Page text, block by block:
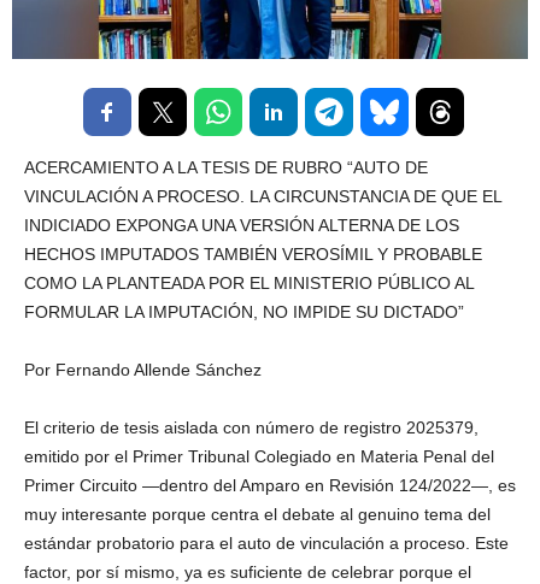
ACERCAMIENTO A LA TESIS DE RUBRO “AUTO DE
VINCULACIÓN A PROCESO. LA CIRCUNSTANCIA DE QUE EL
INDICIADO EXPONGA UNA VERSIÓN ALTERNA DE LOS
HECHOS IMPUTADOS TAMBIÉN VEROSÍMIL Y PROBABLE
COMO LA PLANTEADA POR EL MINISTERIO PÚBLICO AL
FORMULAR LA IMPUTACIÓN, NO IMPIDE SU DICTADO”
Por Fernando Allende Sánchez
El criterio de tesis aislada con número de registro 2025379,
emitido por el Primer Tribunal Colegiado en Materia Penal del
Primer Circuito —dentro del Amparo en Revisión 124/2022—, es
muy interesante porque centra el debate al genuino tema del
estándar probatorio para el auto de vinculación a proceso. Este
factor, por sí mismo, ya es suficiente de celebrar porque el